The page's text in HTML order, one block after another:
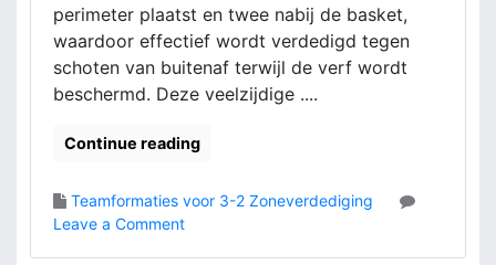
r
r
o
l
l
n
V
e
perimeter plaatst en twee nabij de basket,
waardoor effectief wordt verdedigd tegen
schoten van buitenaf terwijl de verf wordt
beschermd. Deze veelzijdige ....
Continue reading
Teamformaties voor 3-2 Zoneverdediging
Leave a Commento